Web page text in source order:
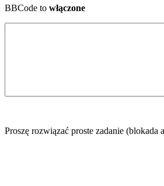
BBCode to włączone
Proszę rozwiązać proste zadanie (blokada